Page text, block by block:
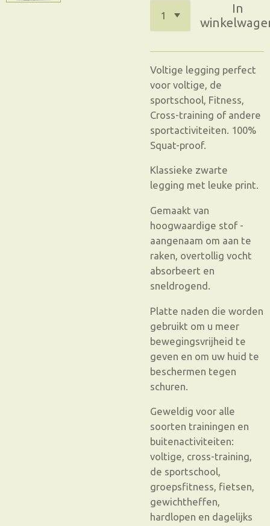
In
Voltige legging perfect
voor voltige, de
sportschool, Fitness,
Cross-training of andere
sportactiviteiten. 100%
Squat-proof.
Klassieke zwarte
legging met leuke print.
Gemaakt van
hoogwaardige stof -
aangenaam om aan te
raken, overtollig vocht
absorbeert en
sneldrogend.
Platte naden die worden
gebruikt om u meer
bewegingsvrijheid te
geven en om uw huid te
beschermen tegen
schuren.
Geweldig voor alle
soorten trainingen en
buitenactiviteiten:
voltige, cross-training,
de sportschool,
groepsfitness, fietsen,
gewichtheffen,
hardlopen en dagelijks